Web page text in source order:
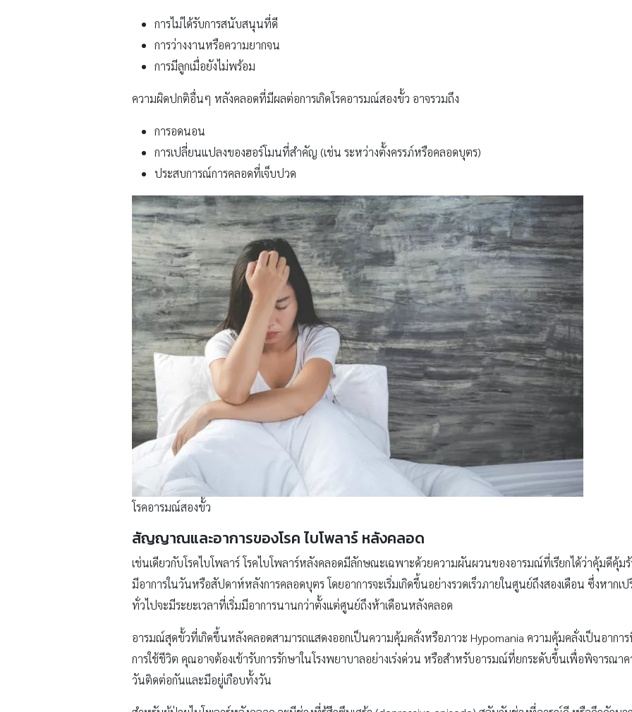
การไม่ได้รับการสนับสนุนที่ดี
การว่างงานหรือความยากจน
การมีลูกเมื่อยังไม่พร้อม
ความผิดปกติอื่นๆ หลังคลอดที่มีผลต่อการเกิดโรคอารมณ์สองขั้ว อาจรวมถึง
การอดนอน
การเปลี่ยนแปลงของฮอร์โมนที่สำคัญ (เช่น ระหว่างตั้งครรภ์หรือคลอดบุตร)
ประสบการณ์การคลอดที่เจ็บปวด
โรคอารมณ์สองขั้ว
สัญญาณและอาการของโรค ไบโพลาร์ หลังคลอด
เช่นเดียวกับโรคไบโพลาร์ โรคไบโพลาร์หลังคลอดมีลักษณะเฉพาะด้วยความผันผวนของอารมณ์ที่เรียกได้ว่าคุ้มดีคุ้ม
มีอาการในวันหรือสัปดาห์หลังการคลอดบุตร โดยอาการจะเริ่มเกิดขึ้นอย่างรวดเร็วภายในศูนย์ถึงสองเดือน ซึ่งหากเ
ทั่วไปจะมีระยะเวลาที่เริ่มมีอาการนานกว่าตั้งแต่ศูนย์ถึงห้าเดือนหลังคลอด
อารมณ์สุดขั้วที่เกิดขึ้นหลังคลอดสามารถแสดงออกเป็นความคุ้มคลั่งหรือภาวะ Hypomania ความคุ้มคลั่งเป็นอากา
การใช้ชีวิต คุณอาจต้องเข้ารับการรักษาในโรงพยาบาลอย่างเร่งด่วน หรือสำหรับอารมณ์ที่ยกระดับขึ้นเพื่อพิจารณา
วันติดต่อกันและมีอยู่เกือบทั้งวัน